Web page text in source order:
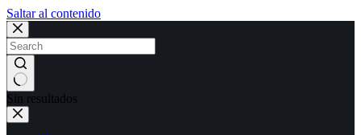
Saltar al contenido
Sin resultados